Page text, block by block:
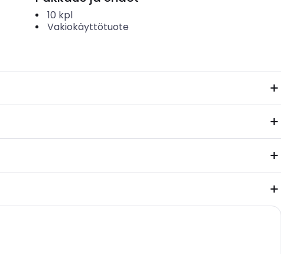
10 kpl
Vakiokäyttötuote